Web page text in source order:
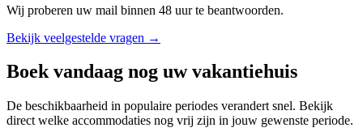
Wij proberen uw mail binnen 48 uurte beantwoorden.
Bekijk veelgestelde vragen →
Boek vandaag nog uw vakantiehuis
De beschikbaarheid in populaire periodes verandert snel. Bekijk
direct welke accommodaties nog vrij zijn in jouw gewenste periode.